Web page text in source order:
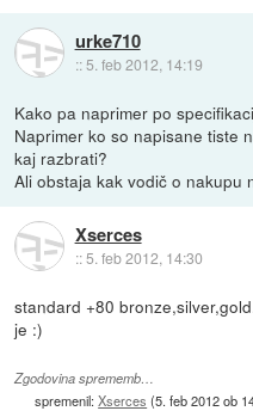
urke710
:: 5. feb 2012, 14:19
Kako pa naprimer po
Naprimer ko so napisane tiste
kaj razbrati?
Ali obstaja kak vodič o nakupu
Xserces
::5. feb 2012, 14:30
standard +80
je :)
Zgodovina sprememb…
spremenil:Xserces (5. feb 2012 ob